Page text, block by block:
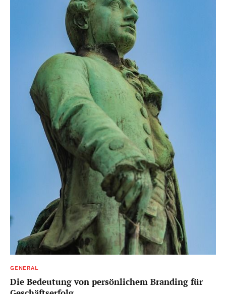
GENERAL
Die Bedeutung von persönlichem Branding für